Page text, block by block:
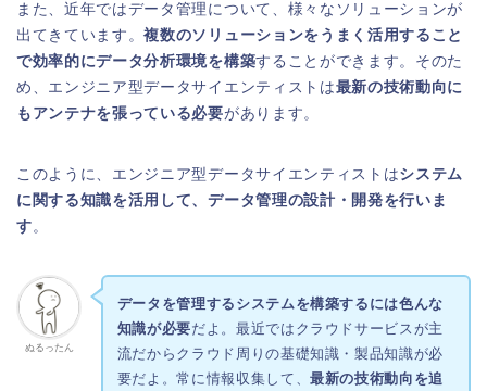
また、近年ではデータ管理について、様々なソリューションが
出てきています。複数のソリューションをうまく活用すること
で効率的にデータ分析環境を構築することができます。そのた
め、エンジニア型データサイエンティストは最新の技術動向に
もアンテナを張っている必要があります。
このように、エンジニア型データサイエンティストはシステム
に関する知識を活用して、データ管理の設計・開発を行いま
す。
ぬるったん
データを管理するシステムを構築するには色んな
知識が必要だよ。最近ではクラウドサービスが主
流だからクラウド周りの基礎知識・製品知識が必
要だよ。常に情報収集して、最新の技術動向を追